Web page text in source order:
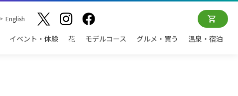
English
イベント・体験 花 モデルコース グルメ・買う 温泉・宿泊